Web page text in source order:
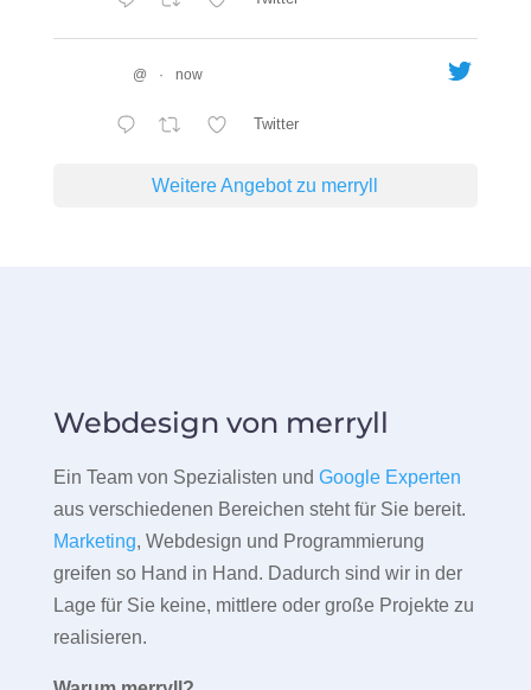
@ · now
Twitter
Weitere Angebot zu merryll
Webdesign von merryll
Ein Team von Spezialisten und Google Experten
aus verschiedenen Bereichen steht für Sie bereit.
Marketing, Webdesign und Programmierung
greifen so Hand in Hand. Dadurch sind wir in der
Lage für Sie keine, mittlere oder große Projekte zu
realisieren.